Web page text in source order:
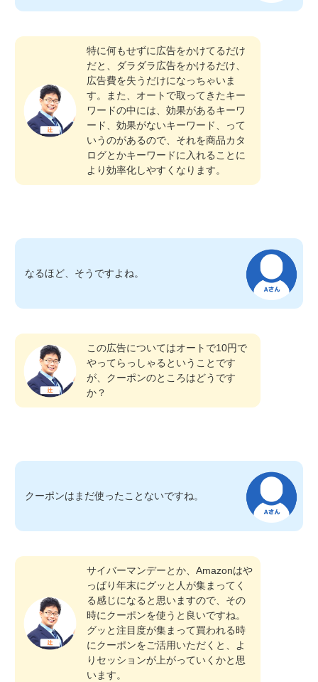
特に何もせずに広告をかけてるだけ
だと、ダラダラ広告をかけるだけ、
広告費を失うだけになっちゃいま
す。また、オートで取ってきたキー
ワードの中には、効果があるキーワ
ード、効果がないキーワード、って
いうのがあるので、それを商品カタ
ログとかキーワードに入れることに
より効率化しやすくなります。
なるほど、そうですよね。
この広告についてはオートで10円で
やってらっしゃるということです
が、クーポンのところはどうです
か？
クーポンはまだ使ったことないですね。
サイバーマンデーとか、Amazonはや
っぱり年末にグッと人が集まってく
る感じになると思いますので、その
時にクーポンを使うと良いですね。
グッと注目度が集まって買われる時
にクーポンをご活用いただくと、よ
りセッションが上がっていくかと思
います。